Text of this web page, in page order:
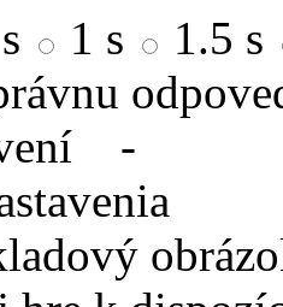
1 s
1.5 s
-